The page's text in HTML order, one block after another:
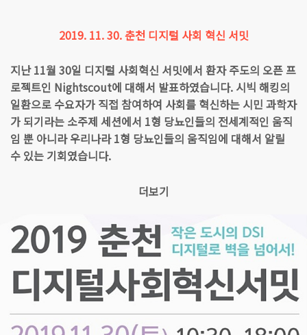
2019. 11. 30. 춘천 디지털 사회 혁신 서밋
지난 11월 30일 디지털 사회혁신 서밋에서 환자 주도의 오픈 프
로젝트인 Nightscout에 대해서 발표하였습니다. 시빅 해킹의
일환으로 수요자가 직접 참여하여 사회를 혁신하는 시민 과학자
가 되기라는 소주제 세션에서 1형 당뇨인들의 전세계적인 움직
임 뿐 아니라 우리나라 1형 당뇨인들의 움직임에 대해서 알릴
수 있는 기회였습니다.
더보기